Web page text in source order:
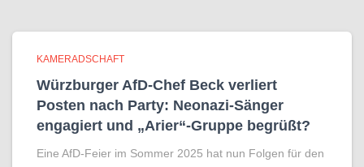
KAMERADSCHAFT
Würzburger AfD-Chef Beck verliert
Posten nach Party: Neonazi-Sänger
engagiert und „Arier“-Gruppe begrüßt?
Eine AfD-Feier im Sommer 2025 hat nun Folgen für den